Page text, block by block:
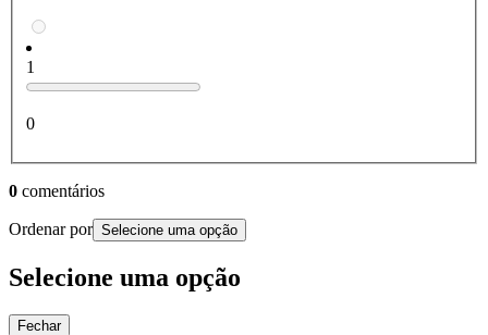
1
0
0 comentários
Ordenar por Selecione uma opção
Selecione uma opção
Fechar